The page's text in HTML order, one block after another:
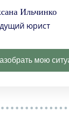
Ильчинко
юрист
мою